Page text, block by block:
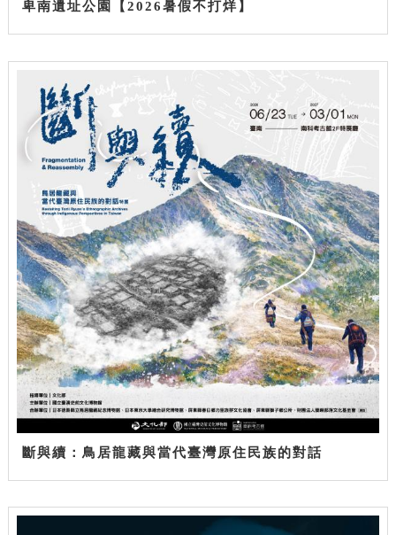
卑南遺址公園【2026暑假不打烊】
斷與續：鳥居龍藏與當代臺灣原住民族的對話